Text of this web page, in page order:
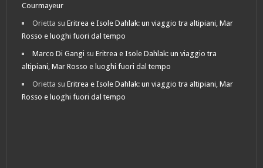
Courmayeur
Orietta suEritrea e Isole Dahlak: un viaggio tra altipiani, Mar
Rosso e luoghi fuori dal tempo
Marco Di Gangi suEritrea e Isole Dahlak: un viaggio tra
altipiani, Mar Rosso e luoghi fuori dal tempo
Orietta suEritrea e Isole Dahlak: un viaggio tra altipiani, Mar
Rosso e luoghi fuori dal tempo